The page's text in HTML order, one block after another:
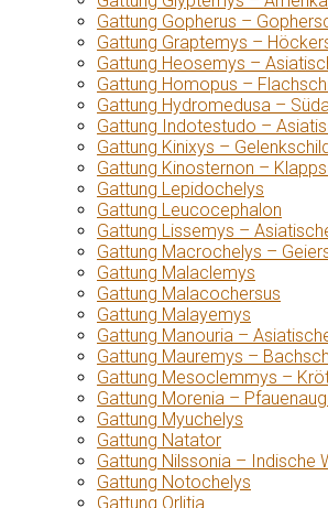
Gattung Gopherus –
Gattung Graptemys –
Gattung Heosemys –
Gattung Homopus –
Gattung Hydromedusa –
Gattung Indotestudo –
Gattung Kinixys –
Gattung Kinosternon –
Gattung Lepidochelys
Gattung Leucocephalon
Gattung Lissemys –
Gattung Macrochelys –
Gattung Malaclemys
Gattung Malacochersus
Gattung Malayemys
Gattung Manouria –
Gattung Mauremys –
Gattung Mesoclemmys –
Gattung Morenia –
Gattung Myuchelys
Gattung Natator
Gattung Nilssonia – Indische
Gattung Notochelys
Gattung Orlitia